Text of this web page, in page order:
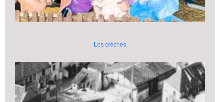
Les crèches